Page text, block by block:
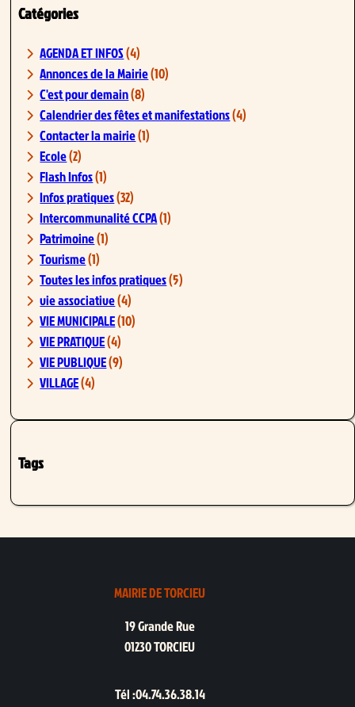
Catégories
AGENDA ET INFOS(4)
Annonces de la Mairie(10)
C'est pour demain(8)
Calendrier des fêtes et manifestations(4)
Contacter la mairie(1)
Ecole(2)
Flash Infos(1)
Infos pratiques(32)
Intercommunalité CCPA(1)
Patrimoine(1)
Tourisme(1)
Toutes les infos pratiques(5)
vie associative(4)
VIE MUNICIPALE(10)
VIE PRATIQUE(4)
VIE PUBLIQUE(9)
VILLAGE(4)
Tags
MAIRIE DE TORCIEU
19 Grande Rue
01230 TORCIEU
Tél :04.74.36.38.14